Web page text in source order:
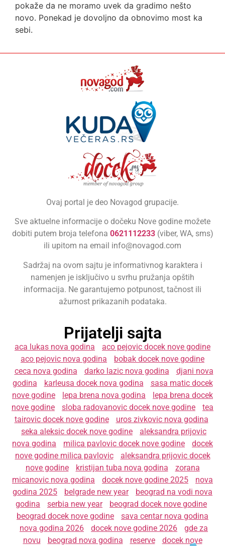
pokaže da ne moramo uvek da gradimo nešto
novo. Ponekad je dovoljno da obnovimo most ka
sebi.
Ovaj portal je deo Novagod grupacije.
Sve aktuelne informacije o dočeku Nove godine možete
dobiti putem broja telefona 0621112233(viber, WA, sms)
ili upitom na email info@novagod.com
Sadržaj na ovom sajtu je informativnog karaktera i
namenjen je isključivo u svrhu pružanja opštih
informacija. Ne garantujemo potpunost, tačnost ili
ažurnost prikazanih podataka.
Prijatelji sajta
aca lukas nova godina
aco pejovic docek nove godine
aco pejovic nova godina
bobak docek nove godine
ceca nova godina
darko lazic nova godina
djani nova
godina
karleusa docek nova godina
sasa matic docek
nove godine
lepa brena nova godina
lepa brena docek
nove godine
sloba radovanovic docek nove godine
tea
tairovic docek nove godine
uros zivkovic nova godina
seka aleksic docek nove godine
aleksandra prijovic
nova godina
milica pavlovic docek nove godine
docek
nove godine milica pavlovic
aleksandra prijovic docek
nove godine
kristijan tuba nova godina
zorana
micanovic nova godina
docek nove godine 2025
nova
godina 2025
belgrade new year
beograd na vodi nova
godina
serbia new year
beograd docek nove godine
beograd docek nove godine
sava centar nova godina
nova godina 2026
docek nove godine 2026
gde za
novu
beograd nova godina reserve docek nove